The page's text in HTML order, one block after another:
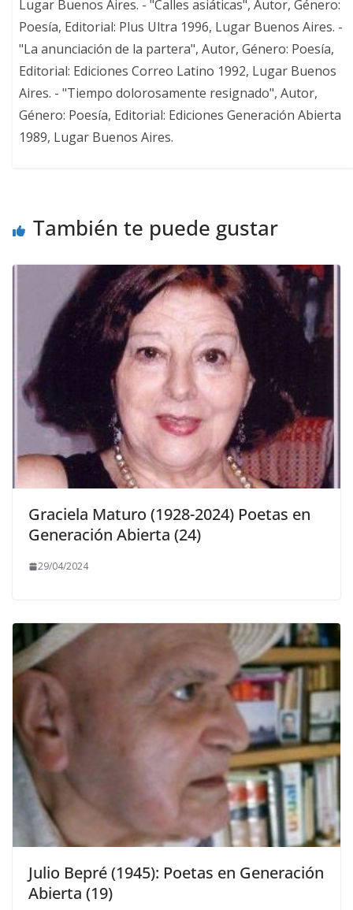
Lugar Buenos Aires. - "Calles asiáticas", Autor, Género:
Poesía, Editorial: Plus Ultra 1996, Lugar Buenos Aires. -
"La anunciación de la partera", Autor, Género: Poesía,
Editorial: Ediciones Correo Latino 1992, Lugar Buenos
Aires. - "Tiempo dolorosamente resignado", Autor,
Género: Poesía, Editorial: Ediciones Generación Abierta
1989, Lugar Buenos Aires.
También te puede gustar
Graciela Maturo (1928-2024) Poetas en
Generación Abierta (24)
29/04/2024
Julio Bepré (1945): Poetas en Generación
Abierta (19)